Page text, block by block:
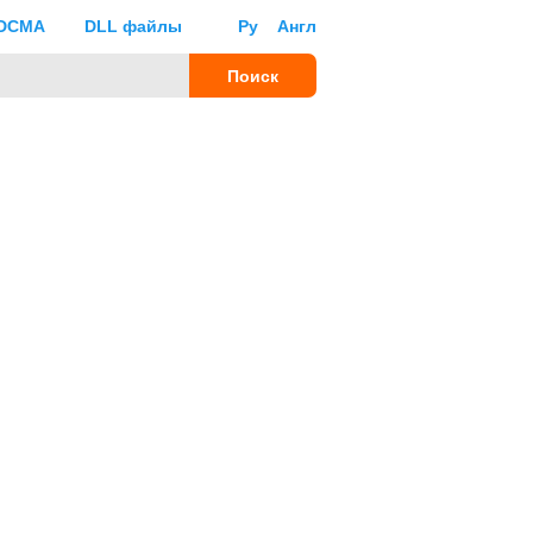
Ру Англ
DLL файлы